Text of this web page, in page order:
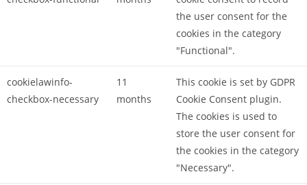
the user consent for the
cookies in the category
"Functional".
cookielawinfo-
checkbox-necessary
11
months
This cookie is set by GDPR
Cookie Consent plugin.
The cookies is used to
store the user consent for
the cookies in the category
"Necessary".